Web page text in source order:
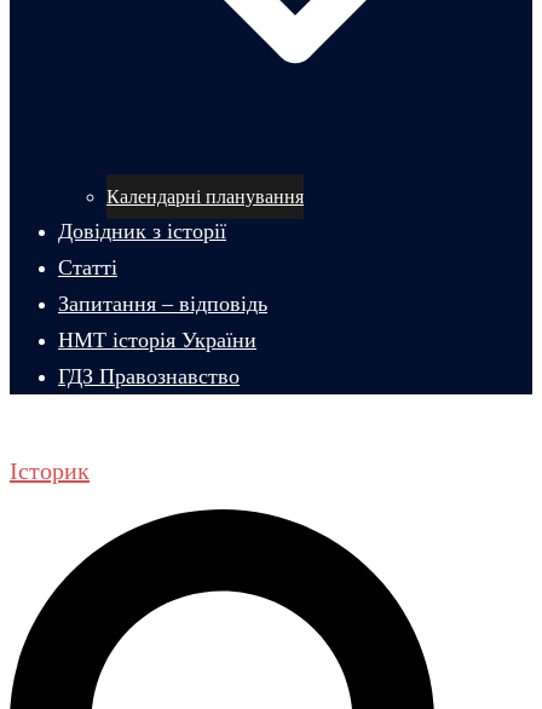
Календарні планування
Довідник з історії
Статті
Запитання – відповідь
НМТ історія України
ГДЗ Правознавство
Історик